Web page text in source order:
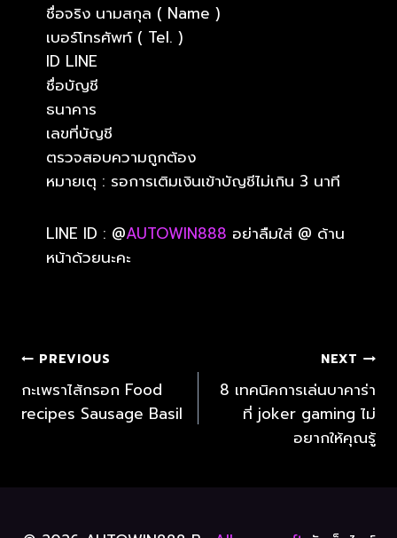
ชื่อจริง นามสกุล ( Name )
เบอร์โทรศัพท์ ( Tel. )
ID LINE
ชื่อบัญชี
ธนาคาร
เลขที่บัญชี
ตรวจสอบความถูกต้อง
หมายเตุ : รอการเติมเงินเข้าบัญชีไม่เกิน 3 นาที
LINE ID : @AUTOWIN888 อย่าลืมใส่ @ ด้าน
หน้าด้วยนะคะ
PREVIOUS
กะเพราไส้กรอก Food
recipes Sausage Basil
NEXT
8 เทคนิคการเล่นบาคาร่า
ที่ joker gaming ไม่
อยากให้คุณรู้